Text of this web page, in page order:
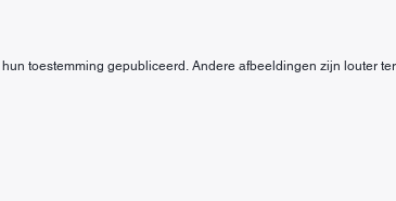
toestemming gepubliceerd. Andere afbeeldingen zijn louter